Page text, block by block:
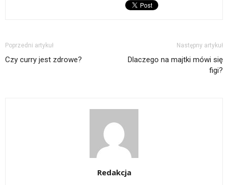
Poprzedni artykuł
Czy curry jest zdrowe?
Następny artykuł
Dlaczego na majtki mówi się
figi?
Redakcja